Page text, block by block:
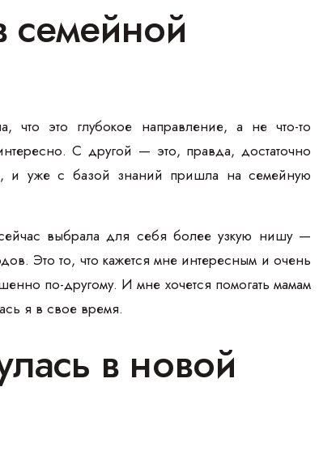
семейной
это глубокое направление, а не что-то
С другой — это, правда, достаточно
и уже с базой знаний пришла на семейную
выбрала для себя более узкую нишу —
Это то, что кажется мне интересным и очень
по-другому. И мне хочется помогать мамам
я в свое время.
в новой